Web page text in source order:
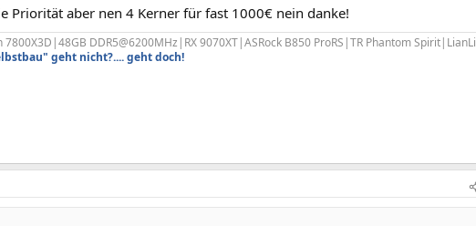
Priorität aber nen 4 Kerner für fast 1000€ nein danke!
7800X3D|48GB DDR5@6200MHz|RX 9070XT|ASRock B850 ProRS|TR Phantom Spirit|LianLi
geht nicht?.... geht doch!